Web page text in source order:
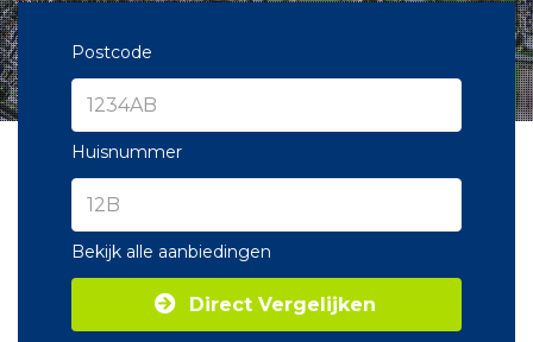
Postcode
Huisnummer
Bekijk alle aanbiedingen
Direct Vergelijken